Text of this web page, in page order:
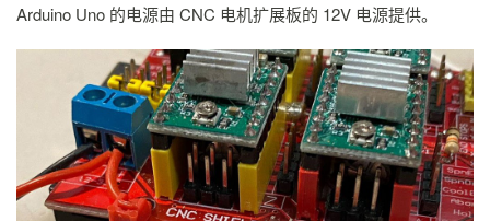
Arduino Uno 的电源由 CNC 电机扩展板的 12V 电源提供。